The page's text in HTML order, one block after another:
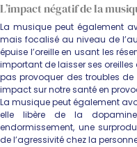
L’impact négatif de la
La musique peut également
mais focalisé au niveau de
épuise l’oreille en usant les
important de laisser ses
pas provoquer des troubles de
impact sur notre santé en
La musique peut également
elle libère de la
endormissement, une
de l’agressivité chez la